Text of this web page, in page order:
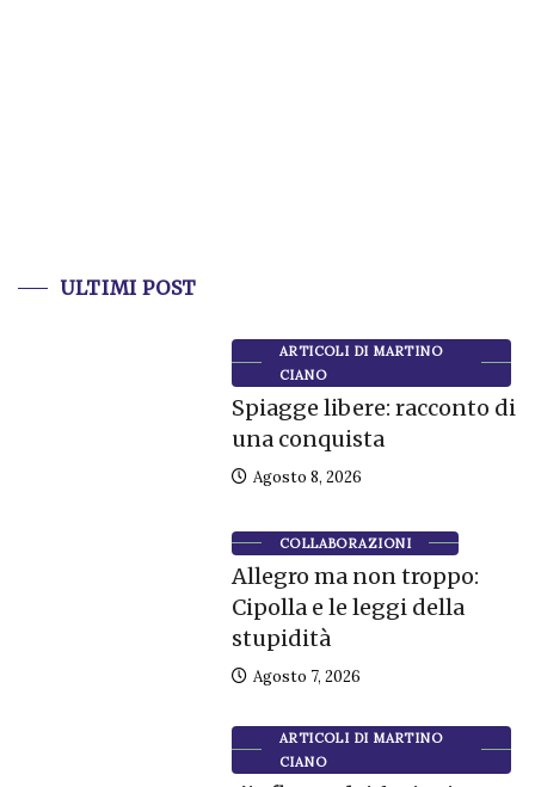
ULTIMI POST
ARTICOLI DI MARTINO
CIANO
Spiagge libere: racconto di
una conquista
Agosto 8, 2026
COLLABORAZIONI
Allegro ma non troppo:
Cipolla e le leggi della
stupidità
Agosto 7, 2026
ARTICOLI DI MARTINO
CIANO